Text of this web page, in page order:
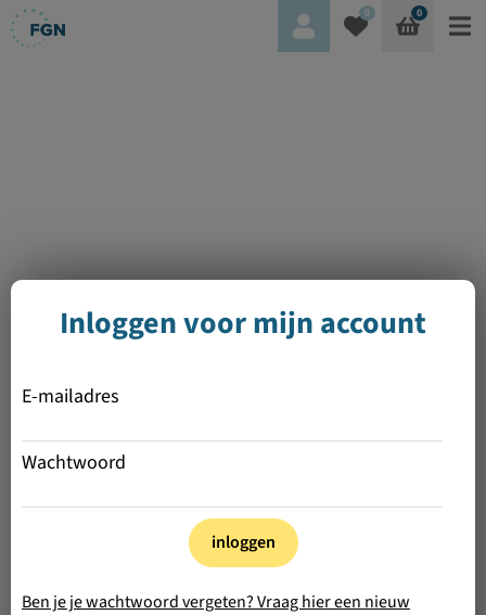
0 0
Inloggen voor mijn account
E-mailadres
Wachtwoord
inloggen
Ben je je wachtwoord vergeten? Vraag hier een nieuw